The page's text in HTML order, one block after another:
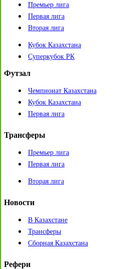
Премьер лига
Первая лига
Вторая лига
Кубок Казахстана
Суперкубок РК
Футзал
Чемпионат Казахстана
Кубок Казахстана
Первая лига
Трансферы
Премьер лига
Первая лига
Вторая лига
Новости
В Казахстане
Трансферы
Сборная Казахстана
Рефери